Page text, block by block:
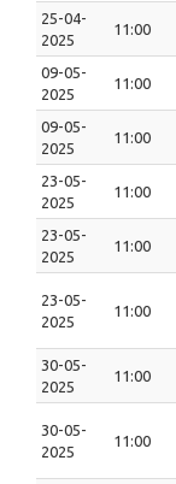
25-04-
2025
11:00
09-05-
2025
11:00
09-05-
2025
11:00
23-05-
2025
11:00
23-05-
2025
11:00
23-05-
2025
11:00
30-05-
2025
11:00
30-05-
2025
11:00